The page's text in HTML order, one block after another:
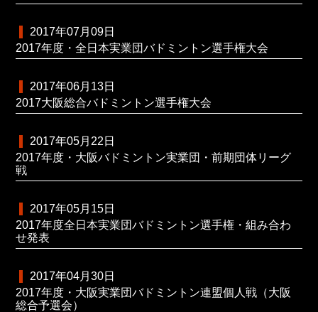
2017年07月09日
2017年度・全日本実業団バドミントン選手権大会
2017年06月13日
2017大阪総合バドミントン選手権大会
2017年05月22日
2017年度・大阪バドミントン実業団・前期団体リーグ
戦
2017年05月15日
2017年度全日本実業団バドミントン選手権・組み合わ
せ発表
2017年04月30日
2017年度・大阪実業団バドミントン連盟個人戦（大阪
総合予選会）